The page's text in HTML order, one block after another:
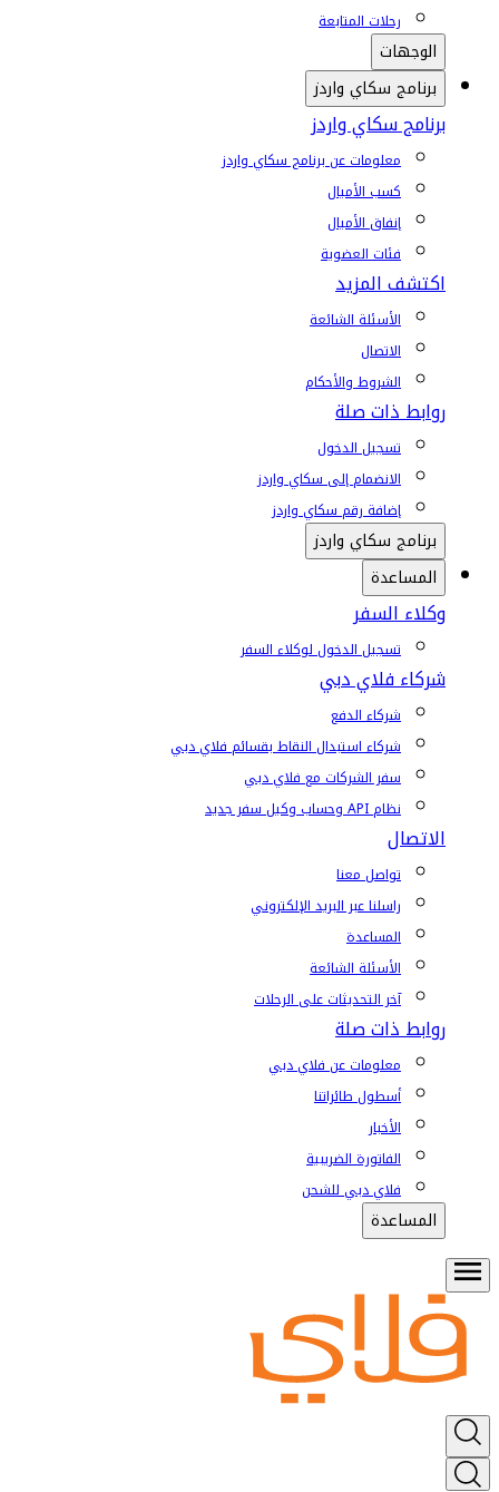
رحلات المتابعة
الوجهات
برنامج سكاي واردز
برنامج سكاي واردز
معلومات عن برنامج سكاي واردز
كسب الأميال
إنفاق الأميال
فئات العضوية
اكتشف المزيد
الأسئلة الشائعة
الاتصال
الشروط والأحكام
روابط ذات صلة
تسجيل الدخول
الانضمام إلى سكاي واردز
إضافة رقم سكاي واردز
برنامج سكاي واردز
المساعدة
وكلاء السفر
تسجيل الدخول لوكلاء السفر
شركاء فلاي دبي
شركاء الدفع
شركاء استبدال النقاط بقسائم فلاي دبي
سفر الشركات مع فلاي دبي
نظام API وحساب وكيل سفر جديد
الاتصال
تواصل معنا
راسلنا عبر البريد الإلكتروني
المساعدة
الأسئلة الشائعة
آخر التحديثات على الرحلات
روابط ذات صلة
معلومات عن فلاي دبي
أسطول طائراتنا
الأخبار
الفاتورة الضريبية
فلاي دبي للشحن
المساعدة